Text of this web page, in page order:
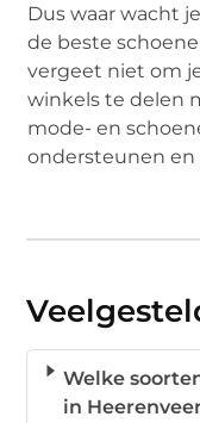
Dus waar wacht
de beste
vergeet niet om
winkels te delen
mode- en
ondersteunen en
Welke
in